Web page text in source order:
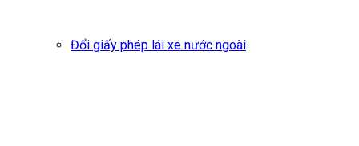
Đổi giấy phép lái xe nước ngoài